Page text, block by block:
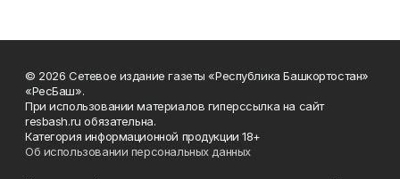
© 2026 Сетевое издание газеты «Республика Башкортостан»
«РесБаш».
При использовании материалов гиперссылка на сайт
resbash.ru обязательна.
Категория информационной продукции 18+
Об использовании персональных данных